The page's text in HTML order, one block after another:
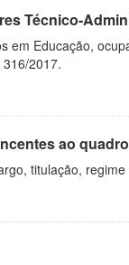
Técnico-
Educação,
2017.
ao
titulação,